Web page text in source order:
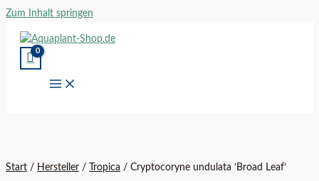
Zum Inhalt springen
Start / Hersteller / Tropica / Cryptocoryne undulata ‘Broad Leaf’